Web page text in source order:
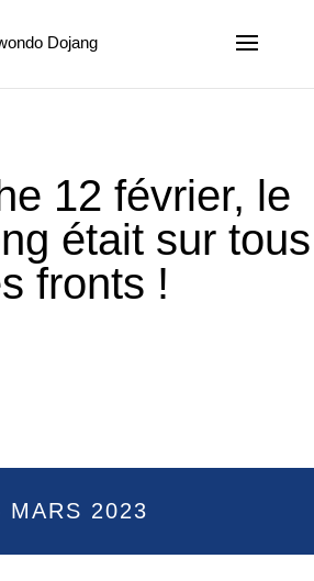
Dojang
12 février, le
était sur tous
fronts !
MARS 2023